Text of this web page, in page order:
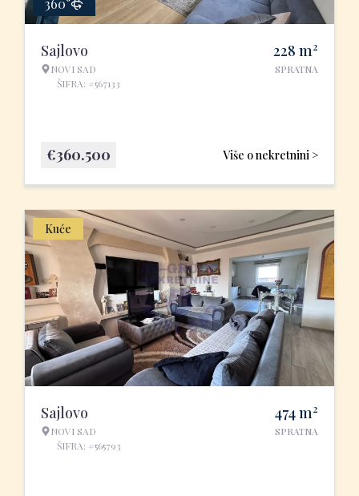
360°
Sajlovo
NOVI SAD
ŠIFRA: #567133
228 m2
SPRATNA
Više o nekretnini >
€360.500
Kuće
Sajlovo
NOVI SAD
ŠIFRA: #565793
474m2
SPRATNA